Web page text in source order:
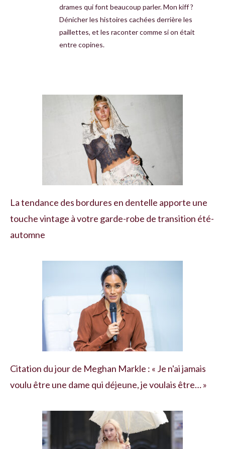
drames qui font beaucoup parler. Mon kiff ?
Dénicher les histoires cachées derrière les
paillettes, et les raconter comme si on était
entre copines.
La tendance des bordures en dentelle apporte une
touche vintage à votre garde-robe de transition été-
automne
Citation du jour de Meghan Markle : « Je n'ai jamais
voulu être une dame qui déjeune, je voulais être… »